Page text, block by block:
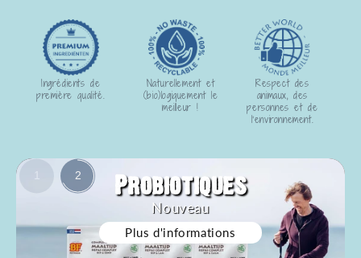
Ingrédients de
première qualité.
Naturellement et
(bio)logiquement le
meilleur !
Respect des
animaux, des
personnes et de
l'environnement.
1 2 Probiotiques
Nouveau
Plus d'informations
5/5